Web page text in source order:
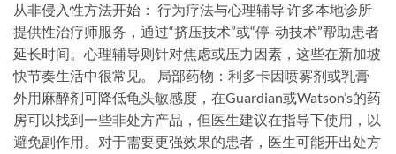
从非侵入性方法开始： 行为疗法与心理辅导 许多本地诊所
提供性治疗师服务，通过“挤压技术”或“停-动技术”帮助患者
延长时间。心理辅导则针对焦虑或压力因素，这些在新加坡
快节奏生活中很常见。 局部药物：利多卡因喷雾剂或乳膏
外用麻醉剂可降低龟头敏感度，在Guardian或Watson’s的药
房可以找到一些非处方产品，但医生建议在指导下使用，以
避免副作用。对于需要更强效果的患者，医生可能开出处方